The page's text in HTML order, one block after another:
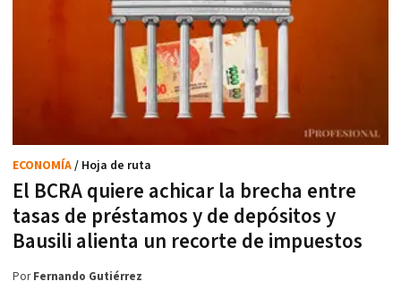
El BCRA quiere achicar la brecha entre
tasas de préstamos y de depósitos y
Bausili alienta un recorte de impuestos
ECONOMÍA/ Hoja de ruta
PorFernando Gutiérrez